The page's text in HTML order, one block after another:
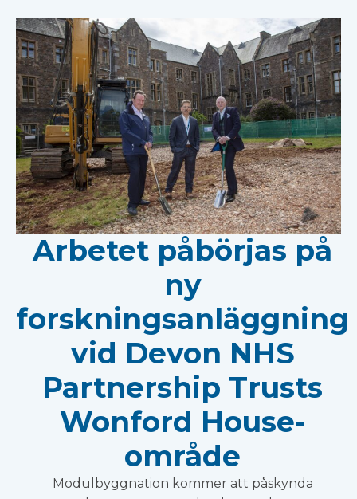
Arbetet påbörjas på
ny
forskningsanläggning
vid Devon NHS
Partnership Trusts
Wonford House-
område
Modulbyggnation kommer att påskynda